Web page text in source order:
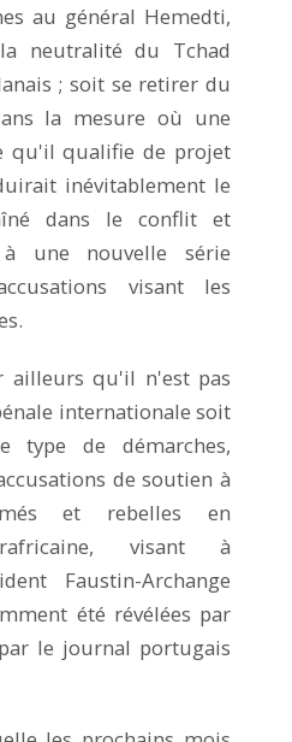
au général Hemedti,
neutralité du Tchad
; soit se retirer du
la mesure où une
qu'il qualifie de projet
inévitablement le
dans le conflit et
une nouvelle série
visant les
ailleurs qu'il n'est pas
internationale soit
type de démarches,
de soutien à
et rebelles en
visant à
Faustin-Archange
été révélées par
le journal portugais